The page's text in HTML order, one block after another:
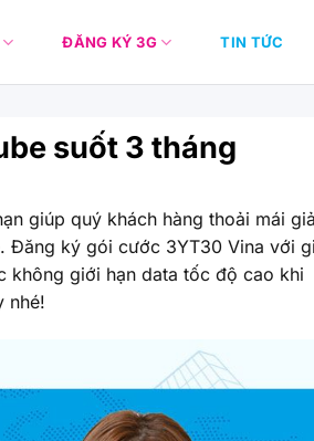
ĐĂNG KÝ 3G TIN TỨC
suốt 3 tháng
giúp quý khách hàng thoải mái
Đăng ký gói cước 3YT30 Vina với
không giới hạn data tốc độ cao khi
nhé!